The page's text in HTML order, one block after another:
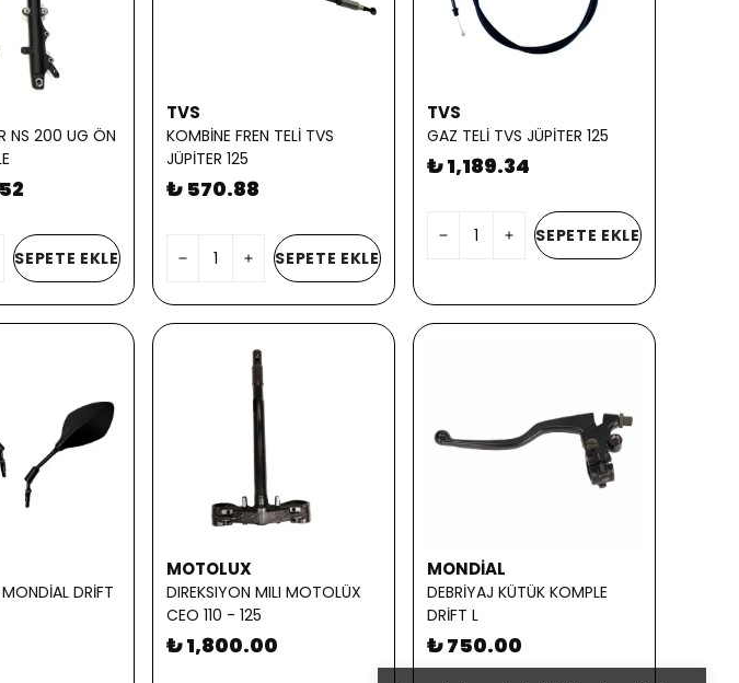
NS 200 UG ÖN
SEPETE EKLE
TVS
KOMBİNE FREN TELİ TVS
JÜPİTER 125
₺ 570.88
SEPETE EKLE
TVS
GAZ TELİ TVS JÜPİTER 125
₺ 1,189.34
SEPETE EKLE
DRİFT
MOTOLUX
DIREKSIYON MILI MOTOLÜX
CEO 110 - 125
₺ 1,800.00
MONDİAL
DEBRİYAJ KÜTÜK KOMPLE
DRİFT L
₺ 750.00